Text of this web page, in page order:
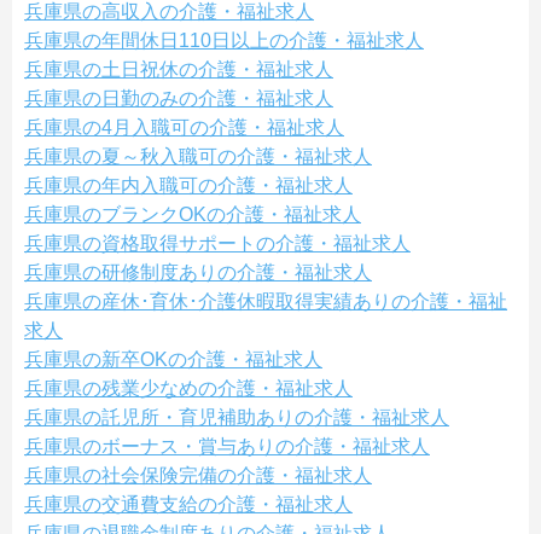
兵庫県の高収入の介護・福祉求人
兵庫県の年間休日110日以上の介護・福祉求人
兵庫県の土日祝休の介護・福祉求人
兵庫県の日勤のみの介護・福祉求人
兵庫県の4月入職可の介護・福祉求人
兵庫県の夏～秋入職可の介護・福祉求人
兵庫県の年内入職可の介護・福祉求人
兵庫県のブランクOKの介護・福祉求人
兵庫県の資格取得サポートの介護・福祉求人
兵庫県の研修制度ありの介護・福祉求人
兵庫県の産休･育休･介護休暇取得実績ありの介護・福祉
求人
兵庫県の新卒OKの介護・福祉求人
兵庫県の残業少なめの介護・福祉求人
兵庫県の託児所・育児補助ありの介護・福祉求人
兵庫県のボーナス・賞与ありの介護・福祉求人
兵庫県の社会保険完備の介護・福祉求人
兵庫県の交通費支給の介護・福祉求人